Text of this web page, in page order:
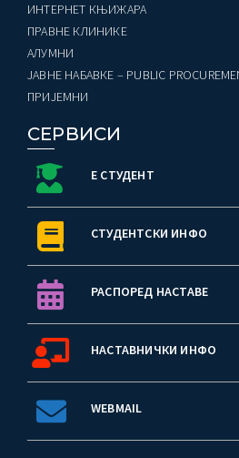
ИНТЕРНЕТ КЊИЖАРА
ПРАВНЕ КЛИНИКЕ
AЛУМНИ
ЈАВНЕ НАБАВКЕ – PUBLIC
ПРИЈЕМНИ
СЕРВИСИ
Е СТУДЕНТ
СТУДЕНТСКИ ИНФО
РАСПОРЕД НАСТАВЕ
НАСТАВНИЧКИ ИНФО
WEBMAIL